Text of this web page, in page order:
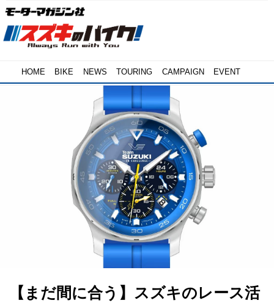
HOME BIKE NEWS TOURING CAMPAIGN EVENT
【まだ間に合う】スズキのレース活